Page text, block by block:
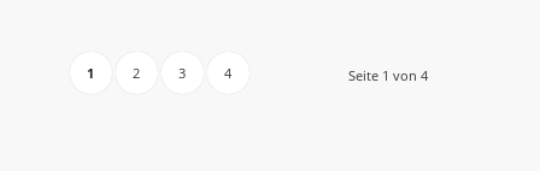
Seite 1 von 4
1 2 3 4